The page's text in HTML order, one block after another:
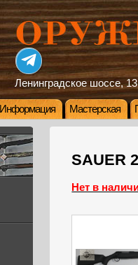
Ленинградское шоссе,
Информация Мастерская
SAUER
Нет в